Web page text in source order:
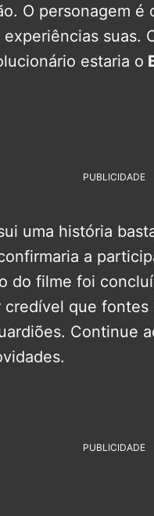
O personagem
suas.
estaria o
PUBLICIDADE
uma história
a
do filme foi
que
Continue
PUBLICIDADE